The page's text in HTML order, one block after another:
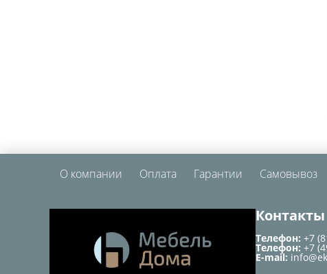
О компании Оплата Гарантии Самовывоз
Контакты
Телефон: +7
Телефон: +7
E-mail: